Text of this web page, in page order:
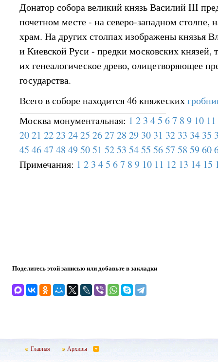
Донатор собора великий князь Василий III
почетном месте - на северо-западном столпе,
храм. На других столпах изображены князья
и Киевской Руси - предки московских князей,
их генеалогическое древо, олицетворяющее
государства.
Всего в соборе находится 46 княжеских
Москва монументальная: 1 2 3 4 5 6 7 8 9 10 11
20 21 22 23 24 25 26 27 28 29 30 31 32 33 34 35
45 46 47 48 49 50 51 52 53 54 55 56 57 58 59 60
Примечания: 1 2 3 4 5 6 7 8 9 10 11 12 13 14 15
Поделитесь этой записью или добавьте в закладки
Главная Архивы